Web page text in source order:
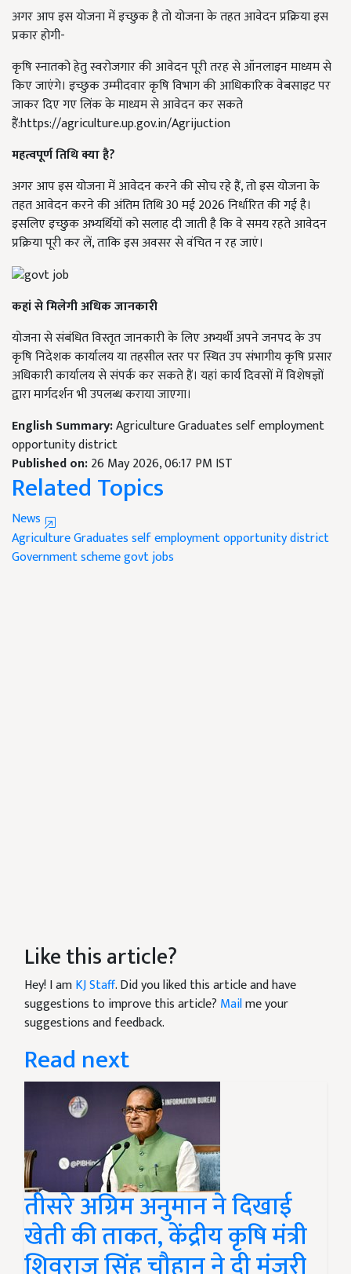
अगर आप इस योजना में इच्छुक है तो योजना के तहत आवेदन प्रक्रिया इस
प्रकार होगी-
कृषि स्नातको हेतु स्वरोजगार की आवेदन पूरी तरह से ऑनलाइन माध्यम से
किए जाएंगे। इच्छुक उम्मीदवार कृषि विभाग की आधिकारिक वेबसाइट पर
जाकर दिए गए लिंक के माध्यम से आवेदन कर सकते
हैं:https://agriculture.up.gov.in/Agrijuction
महत्वपूर्ण तिथि क्या है?
अगर आप इस योजना में आवेदन करने की सोच रहे हैं, तो इस योजना के
तहत आवेदन करने की अंतिम तिथि 30 मई 2026 निर्धारित की गई है।
इसलिए इच्छुक अभ्यर्थियों को सलाह दी जाती है कि वे समय रहते आवेदन
प्रक्रिया पूरी कर लें, ताकि इस अवसर से वंचित न रह जाएं।
कहां से मिलेगी अधिक जानकारी
योजना से संबंधित विस्तृत जानकारी के लिए अभ्यर्थी अपने जनपद के उप
कृषि निदेशक कार्यालय या तहसील स्तर पर स्थित उप संभागीय कृषि प्रसार
अधिकारी कार्यालय से संपर्क कर सकते हैं। यहां कार्य दिवसों में विशेषज्ञों
द्वारा मार्गदर्शन भी उपलब्ध कराया जाएगा।
English Summary:Agriculture Graduates self employment
opportunity district
Published on:26 May 2026, 06:17 PM IST
Related Topics
News
Agriculture Graduatesself employmentopportunity district
Government schemegovt jobs
Like this article?
Hey! I amKJ Staff. Did you liked this article and have
suggestions to improve this article? Mailme your
suggestions and feedback.
Read next
तीसरे अग्रिम अनुमान ने दिखाई
खेती की ताकत, केंद्रीय कृषि मंत्री